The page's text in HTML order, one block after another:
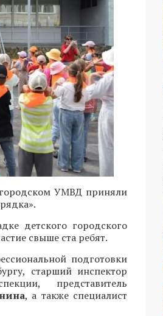
УМВД приняли
детского городского
свыше ста ребят.
подготовки
старший инспектор
представитель
, а также специалист